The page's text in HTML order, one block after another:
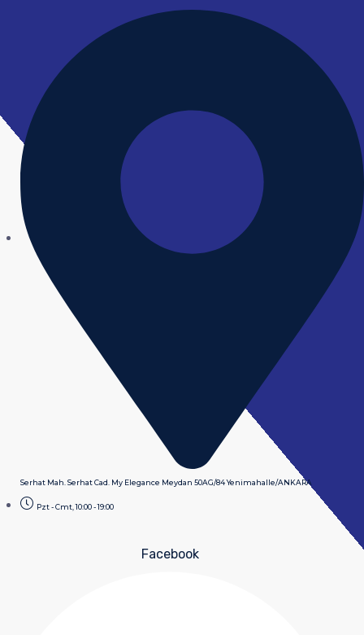
Serhat Mah. Serhat Cad. My Elegance Meydan 50AG/84 Yenimahalle/ANKARA
Pzt - Cmt, 10:00 - 19:00
Facebook